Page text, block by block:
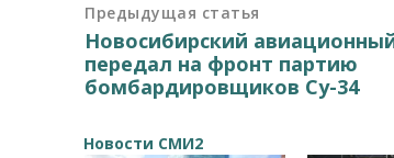
Предыдущая статья
Новосибирский
передал на фронт партию
бомбардировщиков Су-34
Новости СМИ2